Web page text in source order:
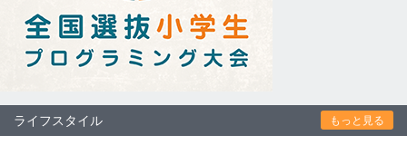
ライフスタイル もっと見る